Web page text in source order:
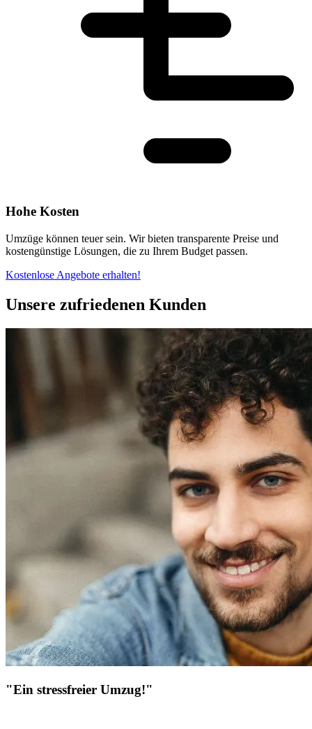
Hohe Kosten
Umzüge können teuer sein. Wir bieten transparente Preise und
kostengünstige Lösungen, die zu Ihrem Budget passen.
Kostenlose Angebote erhalten!
Unsere zufriedenen Kunden
"Ein stressfreier Umzug!"